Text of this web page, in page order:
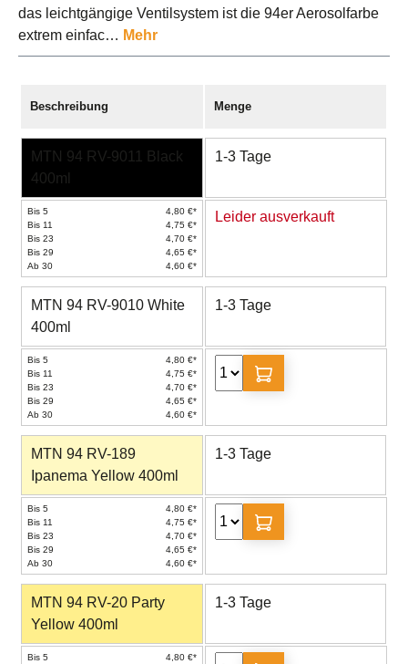
das leichtgängige Ventilsystem ist die 94er Aerosolfarbe
extrem einfac… Mehr
Beschreibung Menge
MTN 94 RV-9011 Black
400ml
1-3 Tage
Bis 5
4,80 €*
Bis 11
4,75 €*
Bis 23
4,70 €*
Bis 29
4,65 €*
Ab 30
4,60 €*
Leider ausverkauft
MTN 94 RV-9010 White
400ml
1-3 Tage
Bis 5
4,80 €*
Bis 11
4,75 €*
Bis 23
4,70 €*
Bis 29
4,65 €*
Ab 30
4,60 €*
MTN 94 RV-189
Ipanema Yellow 400ml
1-3 Tage
Bis 5
4,80 €*
Bis 11
4,75 €*
Bis 23
4,70 €*
Bis 29
4,65 €*
Ab 30
4,60 €*
MTN 94 RV-20 Party
Yellow 400ml
1-3 Tage
Bis 5
4,80 €*